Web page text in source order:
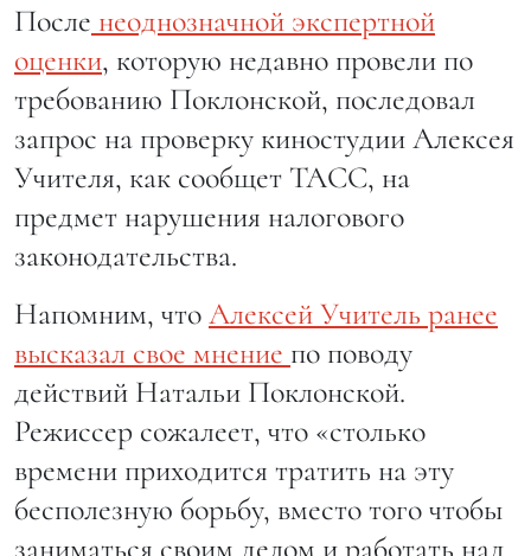
После неоднозначной экспертной
оценки, которую недавно провели по
требованию Поклонской, последовал
запрос на проверку киностудии Алексея
Учителя, как сообщет ТАСС, на
предмет нарушения налогового
законодательства.
Напомним, чтоАлексей Учитель ранее
высказал свое мнение по поводу
действий Натальи Поклонской.
Режиссер сожалеет, что «столько
времени приходится тратить на эту
бесполезную борьбу, вместо того чтобы
заниматься своим делом и работать над